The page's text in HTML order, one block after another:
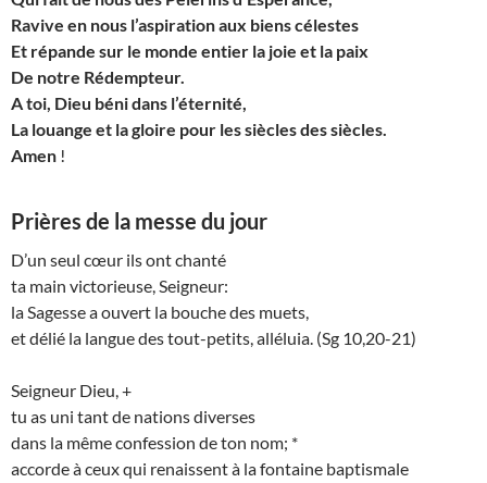
Ravive en nous l’aspiration aux biens célestes
Et répande sur le monde entier la joie et la paix
De notre Rédempteur.
A toi, Dieu béni dans l’éternité,
La louange et la gloire pour les siècles des siècles.
Amen !
Prières de la messe du jour
D’un seul cœur ils ont chanté
ta main victorieuse, Seigneur:
la Sagesse a ouvert la bouche des muets,
et délié la langue des tout-petits, alléluia. (Sg 10,20-21)
Seigneur Dieu,+
tu as uni tant de nations diverses
dans la même confession de ton nom; *
accorde à ceux qui renaissent à la fontaine baptismale